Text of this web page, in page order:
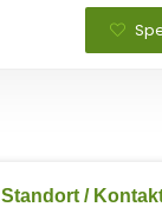
Standort /